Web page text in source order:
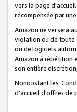
vers la page
récompensée par
Amazon ne versera
violation ou de toute
ou de logiciels
Amazon à répétition
son entière
Nonobstant les
d'accueil d'offres de